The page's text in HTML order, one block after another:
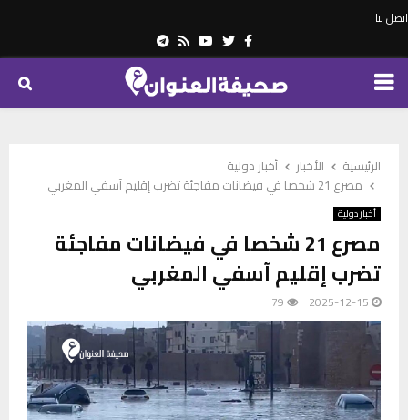
اتصل بنا
Facebook
Twitter
Youtube
Rss
Telegram
PRIMARY
الرئيسية الأخبار
أخبار دولية
مصرع 21 شخصا في فيضانات مفاجئة تضرب إقليم آسفي المغربي
أخبار دولية
مصرع 21 شخصا في فيضانات مفاجئة
تضرب إقليم آسفي المغربي
2025-12-15
79